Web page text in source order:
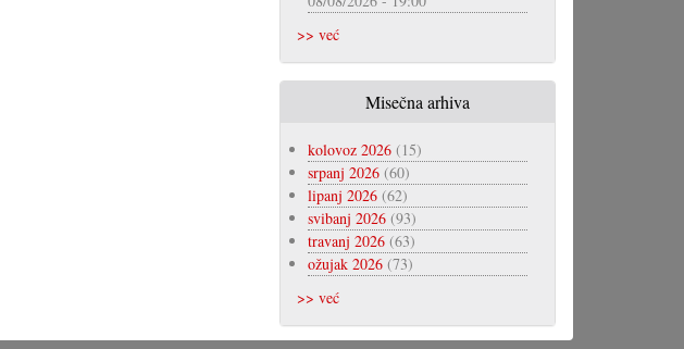
>> već
Misečna arhiva
kolovoz 2026(15)
srpanj 2026(60)
lipanj 2026(62)
svibanj 2026(93)
travanj 2026(63)
ožujak 2026(73)
>> već